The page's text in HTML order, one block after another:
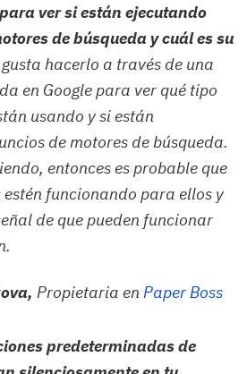
ver si están ejecutando
de búsqueda y cuál es su
gusta hacerlo a través de una
en Google para ver qué tipo
usando y si están
de motores de búsqueda.
entonces es probable que
estén funcionando para ellos y
de que pueden funcionar
Propietaria en Paper Boss
predeterminadas de